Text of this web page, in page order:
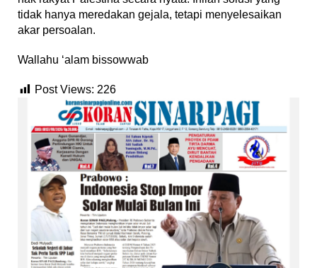
tidak hanya meredakan gejala, tetapi menyelesaikan
akar persoalan.
Wallahu ‘alam bissowwab
Post Views: 226